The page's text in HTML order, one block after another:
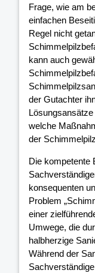
Frage, wie am
einfachen
Regel nicht
kann auch
der Gutachter
welche
der
Die kompetente
konsequenten
Problem
einer
Umwege, die
halbherzige
Während der